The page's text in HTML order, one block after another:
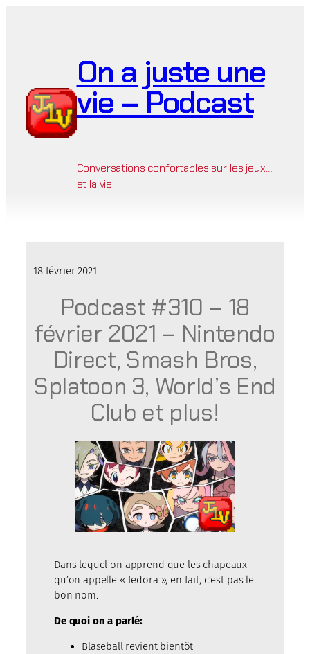
On a juste une
vie – Podcast
Conversations confortables sur les jeux…
et la vie
18 février 2021
Podcast #310 – 18
février 2021 – Nintendo
Direct, Smash Bros,
Splatoon 3, World’s End
Club et plus!
Dans lequel on apprend que les chapeaux
qu’on appelle « fedora », en fait, c’est pas le
bon nom.
De quoi on a parlé:
Blaseball revient bientôt